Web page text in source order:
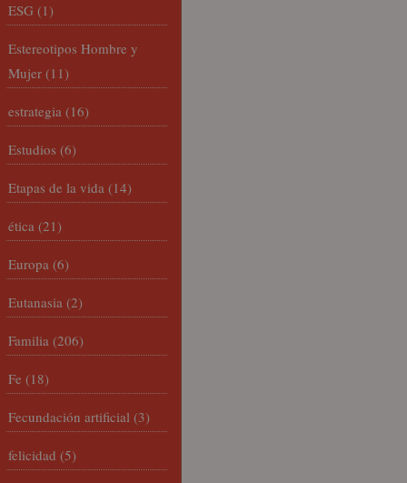
ESG (1)
Estereotipos Hombre y
Mujer (11)
estrategia (16)
Estudios (6)
Etapas de la vida (14)
ética (21)
Europa (6)
Eutanasia (2)
Familia (206)
Fe (18)
Fecundación artificial (3)
felicidad (5)